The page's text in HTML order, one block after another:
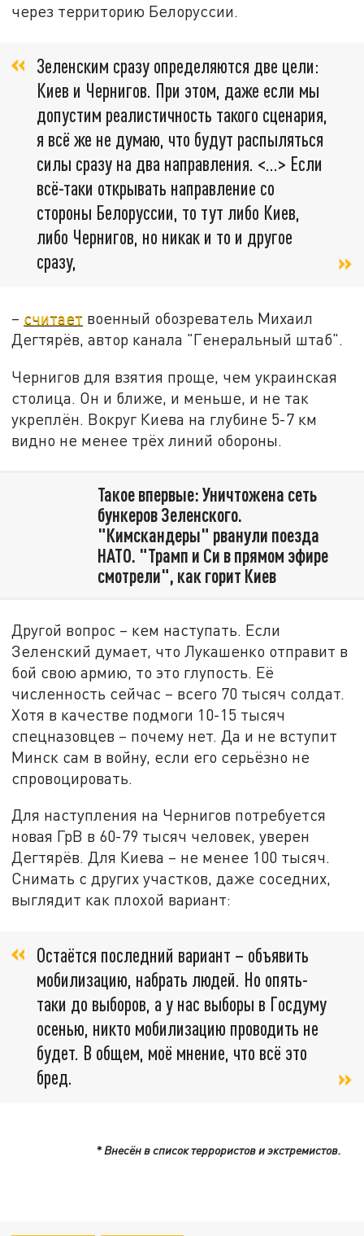
через территорию Белоруссии.
Зеленским сразу определяются две цели:
Киев и Чернигов. При этом, даже если мы
допустим реалистичность такого сценария,
я всё же не думаю, что будут распыляться
силы сразу на два направления. <…> Если
всё-таки открывать направление со
стороны Белоруссии, то тут либо Киев,
либо Чернигов, но никак и то и другое
сразу,
– считает военный обозреватель Михаил
Дегтярёв, автор канала "Генеральный штаб".
Чернигов для взятия проще, чем украинская
столица. Он и ближе, и меньше, и не так
укреплён. Вокруг Киева на глубине 5-7 км
видно не менее трёх линий обороны.
Такое впервые: Уничтожена сеть
бункеров Зеленского.
"Кимскандеры" рванули поезда
НАТО. "Трамп и Си в прямом эфире
смотрели", как горит Киев
Другой вопрос – кем наступать. Если
Зеленский думает, что Лукашенко отправит в
бой свою армию, то это глупость. Её
численность сейчас – всего 70 тысяч солдат.
Хотя в качестве подмоги 10-15 тысяч
спецназовцев – почему нет. Да и не вступит
Минск сам в войну, если его серьёзно не
спровоцировать.
Для наступления на Чернигов потребуется
новая ГрВ в 60-79 тысяч человек, уверен
Дегтярёв. Для Киева – не менее 100 тысяч.
Снимать с других участков, даже соседних,
выглядит как плохой вариант:
Остаётся последний вариант – объявить
мобилизацию, набрать людей. Но опять-
таки до выборов, а у нас выборы в Госдуму
осенью, никто мобилизацию проводить не
будет. В общем, моё мнение, что всё это
бред.
* Внесён в список террористов и экстремистов.